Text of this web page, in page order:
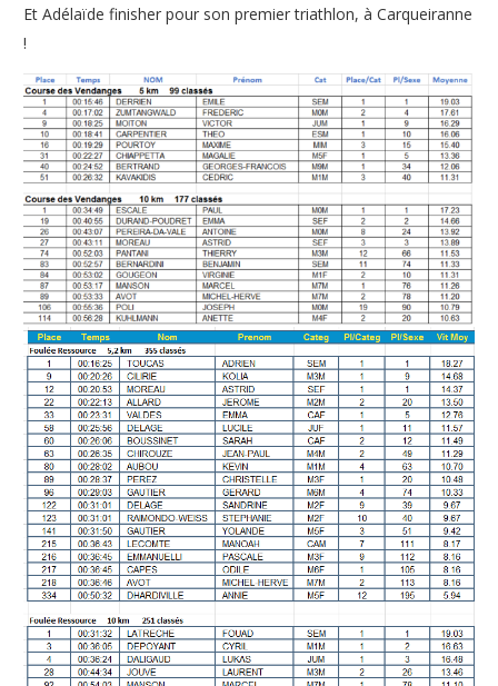
Et Adélaïde finisher pour son premier triathlon, à Carqueiranne
!